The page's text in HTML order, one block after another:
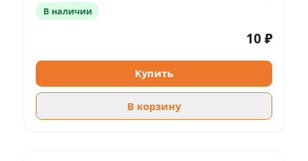
В наличии
10 ₽
Купить
В корзину